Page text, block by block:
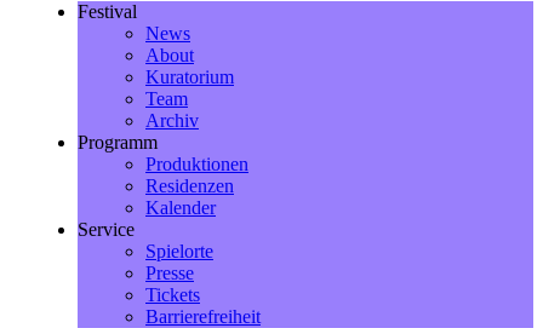
Festival
News
About
Kuratorium
Team
Archiv
Programm
Produktionen
Residenzen
Kalender
Service
Spielorte
Presse
Tickets
Barrierefreiheit